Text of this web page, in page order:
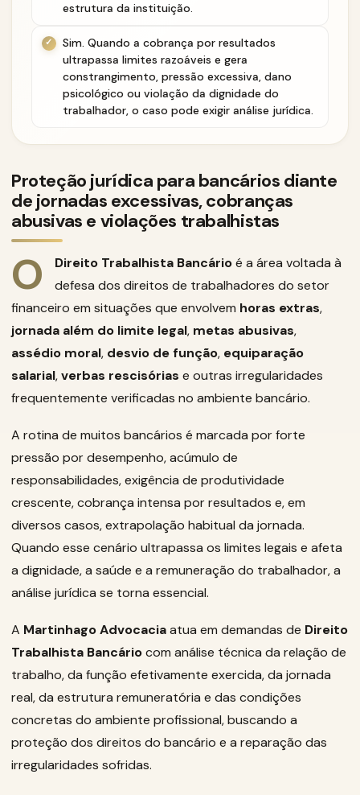
estrutura da instituição.
Sim. Quando a cobrança por resultados
ultrapassa limites razoáveis e gera
constrangimento, pressão excessiva, dano
psicológico ou violação da dignidade do
trabalhador, o caso pode exigir análise jurídica.
Proteção jurídica para bancários diante
de jornadas excessivas, cobranças
abusivas e violações trabalhistas
O Direito Trabalhista Bancárioé a área voltada à
defesa dos direitos de trabalhadores do setor
financeiro em situações que envolvem horas extras,
jornada além do limite legal, metas abusivas,
assédio moral, desvio de função, equiparação
salarial,verbas rescisórias e outras irregularidades
frequentemente verificadas no ambiente bancário.
A rotina de muitos bancários é marcada por forte
pressão por desempenho, acúmulo de
responsabilidades, exigência de produtividade
crescente, cobrança intensa por resultados e, em
diversos casos, extrapolação habitual da jornada.
Quando esse cenário ultrapassa os limites legais e afeta
a dignidade, a saúde e a remuneração do trabalhador, a
análise jurídica se torna essencial.
A Martinhago Advocaciaatua em demandas de Direito
Trabalhista Bancáriocom análise técnica da relação de
trabalho, da função efetivamente exercida, da jornada
real, da estrutura remuneratória e das condições
concretas do ambiente profissional, buscando a
proteção dos direitos do bancário e a reparação das
irregularidades sofridas.